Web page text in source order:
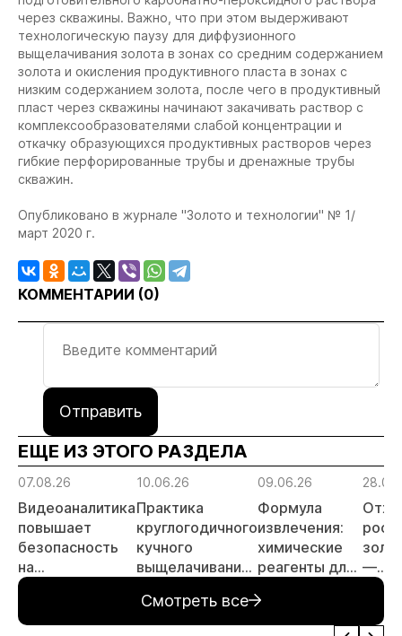
через скважины. Важно, что при этом выдерживают
технологическую паузу для диффузионного
выщелачивания золота в зонах со средним содержанием
золота и окисления продуктивного пласта в зонах с
низким содержанием золота, после чего в продуктивный
пласт через скважины начинают закачивать раствор с
комплексообразователями слабой концентрации и
откачку образующихся продуктивных растворов через
гибкие перфорированные трубы и дренажные трубы
скважин.
Опубликовано в журнале "Золото и технологии" № 1/
март 2020 г.
КОММЕНТАРИИ (0)
Отправить
ЕЩЕ ИЗ ЭТОГО РАЗДЕЛА
07.08.26
Видеоаналитика
повышает
безопасность
на
месторождении
10.06.26
Практика
круглогодичного
кучного
выщелачивания
Крайнего
Севера
09.06.26
Формула
извлечения:
химические
реагенты для —
Смотреть все